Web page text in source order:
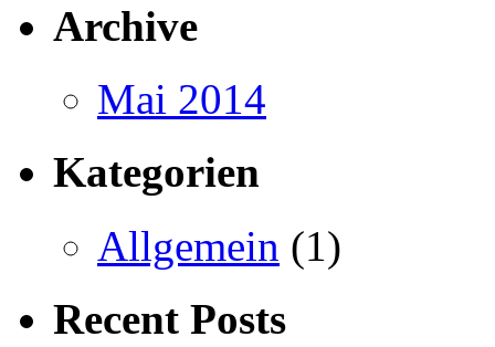
Archive
Mai 2014
Kategorien
Allgemein (1)
Recent Posts